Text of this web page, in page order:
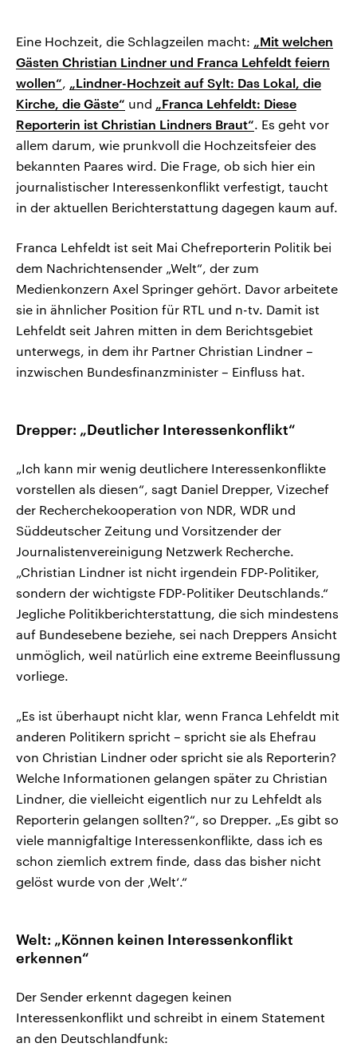
Eine Hochzeit, die Schlagzeilen macht: „Mit welchen
Gästen Christian Lindner und Franca Lehfeldt feiern
wollen“, „Lindner-Hochzeit auf Sylt: Das Lokal, die
Kirche, die Gäste“ und „Franca Lehfeldt: Diese
Reporterin ist Christian Lindners Braut“. Es geht vor
allem darum, wie prunkvoll die Hochzeitsfeier des
bekannten Paares wird. Die Frage, ob sich hier ein
journalistischer Interessenkonflikt verfestigt, taucht
in der aktuellen Berichterstattung dagegen kaum auf.
Franca Lehfeldt ist seit Mai Chefreporterin Politik bei
dem Nachrichtensender „Welt“, der zum
Medienkonzern Axel Springer gehört. Davor arbeitete
sie in ähnlicher Position für RTL und n-tv. Damit ist
Lehfeldt seit Jahren mitten in dem Berichtsgebiet
unterwegs, in dem ihr Partner Christian Lindner –
inzwischen Bundesfinanzminister – Einfluss hat.
Drepper: „Deutlicher Interessenkonflikt“
„Ich kann mir wenig deutlichere Interessenkonflikte
vorstellen als diesen“, sagt Daniel Drepper, Vizechef
der Recherchekooperation von NDR, WDR und
Süddeutscher Zeitung und Vorsitzender der
Journalistenvereinigung Netzwerk Recherche.
„Christian Lindner ist nicht irgendein FDP-Politiker,
sondern der wichtigste FDP-Politiker Deutschlands.“
Jegliche Politikberichterstattung, die sich mindestens
auf Bundesebene beziehe, sei nach Dreppers Ansicht
unmöglich, weil natürlich eine extreme Beeinflussung
vorliege.
„Es ist überhaupt nicht klar, wenn Franca Lehfeldt mit
anderen Politikern spricht – spricht sie als Ehefrau
von Christian Lindner oder spricht sie als Reporterin?
Welche Informationen gelangen später zu Christian
Lindner, die vielleicht eigentlich nur zu Lehfeldt als
Reporterin gelangen sollten?“, so Drepper. „Es gibt so
viele mannigfaltige Interessenkonflikte, dass ich es
schon ziemlich extrem finde, dass das bisher nicht
gelöst wurde von der ‚Welt‘.“
Welt: „Können keinen Interessenkonflikt
erkennen“
Der Sender erkennt dagegen keinen
Interessenkonflikt und schreibt in einem Statement
an den Deutschlandfunk: